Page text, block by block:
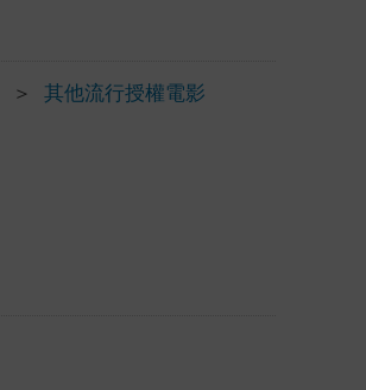
＞ 其他流行授權電影